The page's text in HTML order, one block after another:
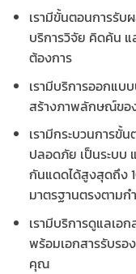
เรามีขั้นตอนการรั
บริการวิจัย คิดค้น
ต้องการ
เรามีบริการออกแ
สร้างภาพลักษณ์ขอ
เรามีกระบวนการ
ปลอดภัย เป็นระบบ
กันแดดได้สูงสุดถึง
มาตรฐานตรงตามก
เรามีบริการดูแลเอ
พร้อมเอกสารรับร
คุณ